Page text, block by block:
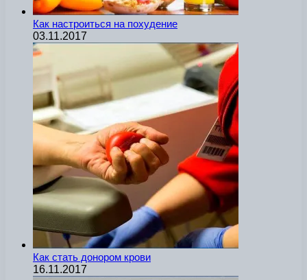
Как настроиться на похудение
03.11.2017
Как стать донором крови
16.11.2017